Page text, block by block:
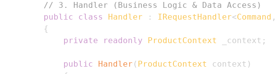
// 3. Handler (Business Logic & Data Access)
public
class Handler : IRequestHandler<Command ,
{
private
readonly ProductContext _context ;
public Handler ( ProductContext context )